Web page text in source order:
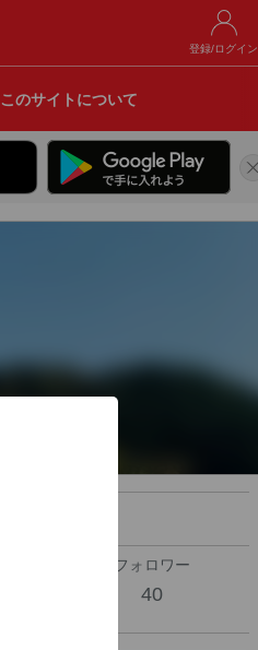
登録/ログイン
このサイトについて
フォロワー
40